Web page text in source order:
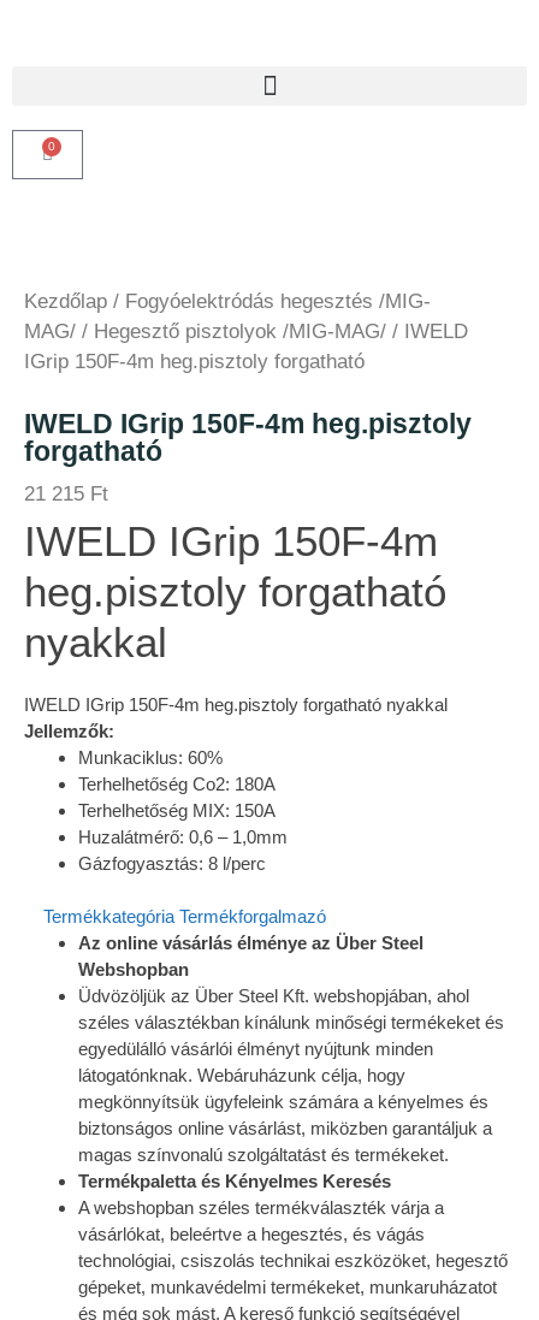
0
Kezdőlap / Fogyóelektródás hegesztés /MIG-
MAG/ / Hegesztő pisztolyok /MIG-MAG/ / IWELD
IGrip 150F-4m heg.pisztoly forgatható
IWELD IGrip 150F-4m heg.pisztoly
forgatható
21 215 Ft
IWELD IGrip 150F-4m
heg.pisztoly forgatható
nyakkal
IWELD IGrip 150F-4m heg.pisztoly forgatható nyakkal
Jellemzők:
Munkaciklus: 60%
Terhelhetőség Co2: 180A
Terhelhetőség MIX: 150A
Huzalátmérő: 0,6 – 1,0mm
Gázfogyasztás: 8 l/perc
Termékkategória Termékforgalmazó
Az online vásárlás élménye az Über Steel
Webshopban
Üdvözöljük az Über Steel Kft. webshopjában, ahol
széles választékban kínálunk minőségi termékeket és
egyedülálló vásárlói élményt nyújtunk minden
látogatónknak. Webáruházunk célja, hogy
megkönnyítsük ügyfeleink számára a kényelmes és
biztonságos online vásárlást, miközben garantáljuk a
magas színvonalú szolgáltatást és termékeket.
Termékpaletta és Kényelmes Keresés
A webshopban széles termékválaszték várja a
vásárlókat, beleértve a hegesztés, és vágás
technológiai, csiszolás technikai eszközöket, hegesztő
gépeket, munkavédelmi termékeket, munkaruházatot
és még sok mást. A kereső funkció segítségével